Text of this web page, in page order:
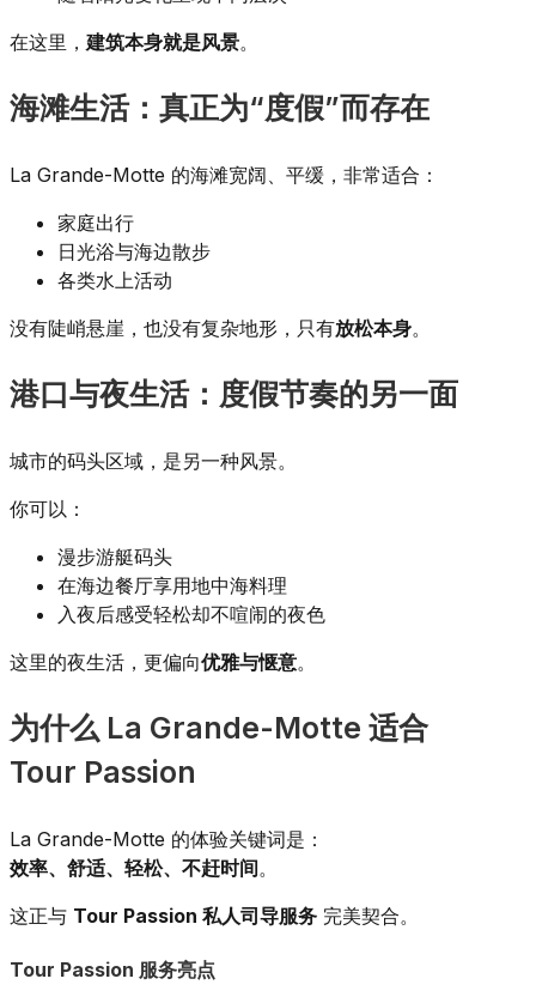
在这里， 建筑本身就是风景。
海滩生活：真正为“度假”而存在
La Grande-Motte 的海滩宽阔、平缓，非常适合：
家庭出行
日光浴与海边散步
各类水上活动
没有陡峭悬崖，也没有复杂地形，只有放松本身。
港口与夜生活：度假节奏的另一面
城市的码头区域，是另一种风景。
你可以：
漫步游艇码头
在海边餐厅享用地中海料理
入夜后感受轻松却不喧闹的夜色
这里的夜生活，更偏向优雅与惬意。
为什么 La Grande-Motte 适合
Tour Passion
La Grande-Motte 的体验关键词是：
效率、舒适、轻松、不赶时间。
这正与 Tour Passion 私人司导服务 完美契合。
Tour Passion 服务亮点